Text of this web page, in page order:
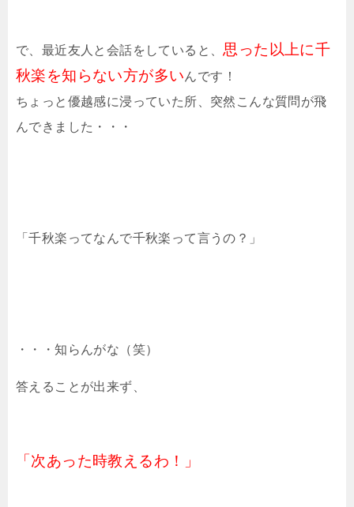
で、最近友人と会話をしていると、 思った以上に千
秋楽を知らない方が多いんです！
ちょっと優越感に浸っていた所、突然こんな質問が飛
んできました・・・
「千秋楽ってなんで千秋楽って言うの？」
・・・知らんがな（笑）
答えることが出来ず、
「次あった時教えるわ！」